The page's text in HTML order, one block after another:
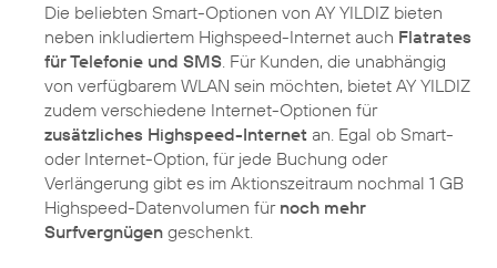
Die beliebten Smart-Optionen von AY YILDIZ bieten
neben inkludiertem Highspeed-Internet auch Flatrates
für Telefonie und SMS. Für Kunden, die unabhängig
von verfügbarem WLAN sein möchten, bietet AY YILDIZ
zudem verschiedene Internet-Optionen für
zusätzliches Highspeed-Internet an. Egal ob Smart-
oder Internet-Option, für jede Buchung oder
Verlängerung gibt es im Aktionszeitraum nochmal 1 GB
Highspeed-Datenvolumen für noch mehr
Surfvergnügen geschenkt.